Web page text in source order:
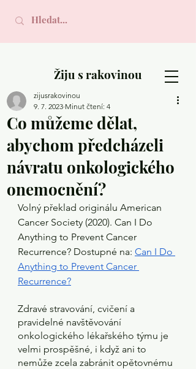
Žiju s rakovinou
Co můžeme dělat,
abychom předcházeli
návratu onkologického
onemocnění?
zijusrakovinou
9. 7. 2023 Minut čtení: 4
Volný překlad originálu American
Cancer Society (2020). Can I Do
Anything to Prevent Cancer
Recurrence? Dostupné na: Can I Do
Anything to Prevent Cancer
Recurrence?
Zdravé stravování, cvičení a
pravidelné navštěvování
onkologického lékařského týmu je
velmi prospěšné, i když ani to
nemůže zcela zabránit opětovnému